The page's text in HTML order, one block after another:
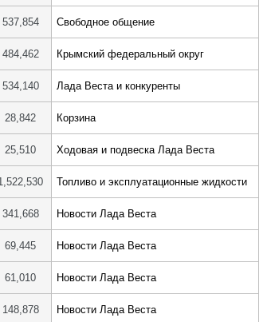
537,854 Свободное общение
484,462 Крымский федеральный округ
534,140 Лада Веста и конкуренты
28,842 Корзина
25,510 Ходовая и подвеска Лада Веста
Топливо и эксплуатационные жидкости
341,668 Новости Лада Веста
69,445 Новости Лада Веста
61,010 Новости Лада Веста
148,878 Новости Лада Веста